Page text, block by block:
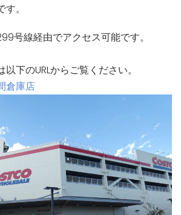
。
号線経由でアクセス可能です。
下のURLからご覧ください。
倉庫店